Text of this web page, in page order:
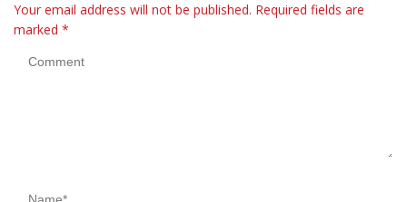
Your email address will not be published. Required fields are
marked *